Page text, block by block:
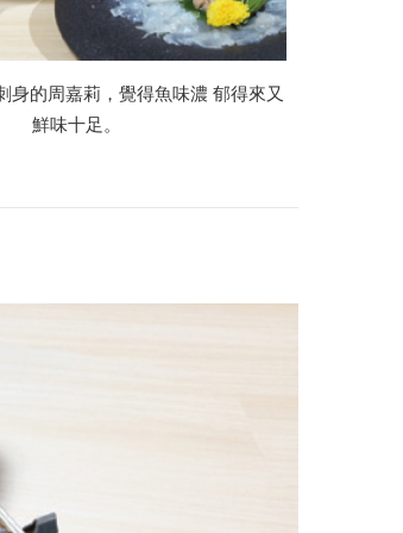
身的周嘉莉，覺得魚味濃 郁得來又
鮮味十足。